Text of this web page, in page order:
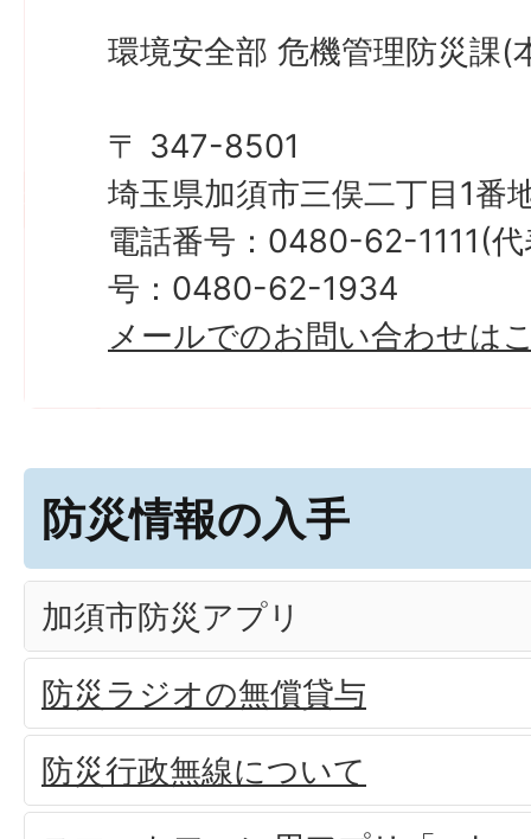
環境安全部 危機管理防災課(
〒 347-8501
埼玉県加須市三俣二丁目1番
電話番号：0480-62-1111(
号：0480-62-1934
メールでのお問い合わせは
防災情報の入手
加須市防災アプリ
防災ラジオの無償貸与
防災行政無線について